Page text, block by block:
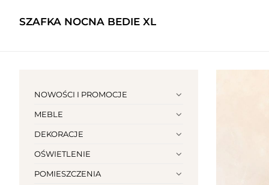
SZAFKA NOCNA BEDIE XL
NOWOŚCI I PROMOCJE
MEBLE
DEKORACJE
OŚWIETLENIE
POMIESZCZENIA